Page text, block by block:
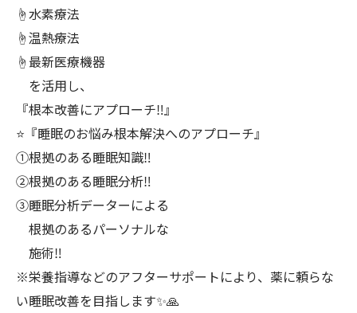
☝️水素療法
☝️温熱療法
☝️最新医療機器
を活用し、
『根本改善にアプローチ‼️』
⭐️『睡眠のお悩み根本解決へのアプローチ』
①根拠のある睡眠知識‼️
②根拠のある睡眠分析‼️
③睡眠分析データーによる
根拠のあるパーソナルな
施術‼️
※栄養指導などのアフターサポートにより、薬に頼らな
い睡眠改善を目指します✨🙏